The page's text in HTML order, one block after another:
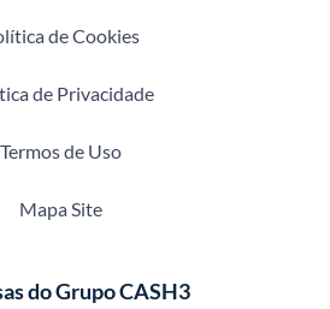
de Cookies
de Privacidade
Termos de Uso
Mapa Site
do Grupo CASH3